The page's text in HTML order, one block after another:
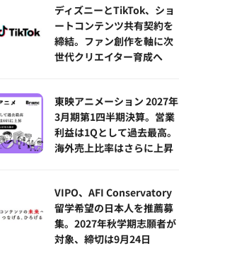
ディズニーとTikTok、ショ
ートコンテンツ共有契約を
締結。ファン創作を軸に次
世代クリエイター育成へ
東映アニメーション 2027年
3月期第1四半期決算。営業
利益は1Qとして過去最高。
海外売上比率はさらに上昇
VIPO、AFI Conservatory
留学希望の日本人を推薦募
集。2027年秋学期志願者が
対象、締切は9月24日